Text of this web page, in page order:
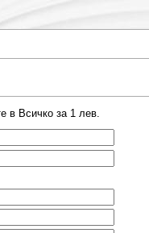
в Всичко за 1 лев.